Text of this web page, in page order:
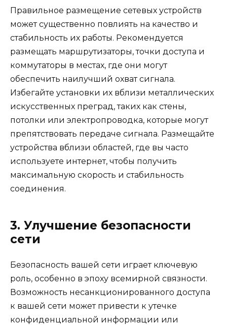
Правильное размещение сетевых устройств
может существенно повлиять на качество и
стабильность их работы. Рекомендуется
размещать маршрутизаторы, точки доступа и
коммутаторы в местах, где они могут
обеспечить наилучший охват сигнала.
Избегайте установки их вблизи металлических
искусственных преград, таких как стены,
потолки или электропроводка, которые могут
препятствовать передаче сигнала. Размещайте
устройства вблизи областей, где вы часто
используете интернет, чтобы получить
максимальную скорость и стабильность
соединения.
3. Улучшение безопасности
сети
Безопасность вашей сети играет ключевую
роль, особенно в эпоху всемирной связности.
Возможность несанкционированного доступа
к вашей сети может привести к утечке
конфиденциальной информации или